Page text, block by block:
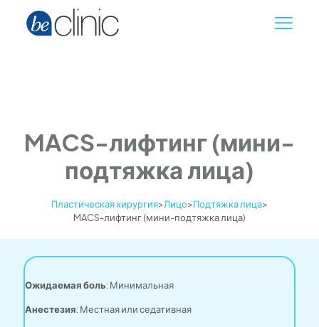
MACS-лифтинг (мини-
подтяжка лица)
Пластическая хирургия>Лицо>Подтяжка лица>
MACS-лифтинг (мини-подтяжка лица)
Ожидаемая боль: Минимальная
Анестезия: Местная или седативная